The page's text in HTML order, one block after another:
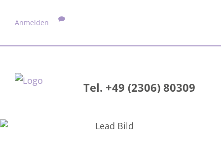
Anmelden
Tel. +49 (2306) 80309